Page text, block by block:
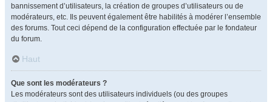
bannissement d’utilisateurs, la création de groupes d’utilisateurs ou de
modérateurs, etc. Ils peuvent également être habilités à modérer l’ensemble
des forums. Tout ceci dépend de la configuration effectuée par le fondateur
du forum.
Haut
Que sont les modérateurs ?
Les modérateurs sont des utilisateurs individuels (ou des groupes